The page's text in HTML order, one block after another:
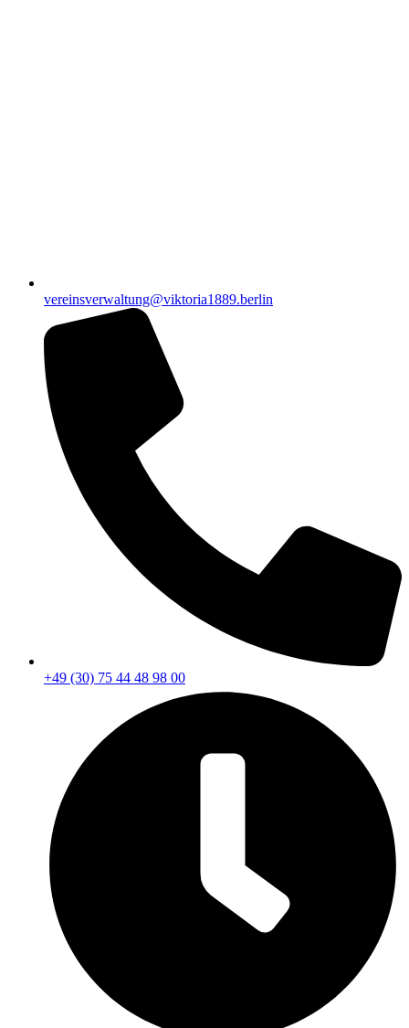
vereinsverwaltung@viktoria1889.berlin
+49 (30) 75 44 48 98 00